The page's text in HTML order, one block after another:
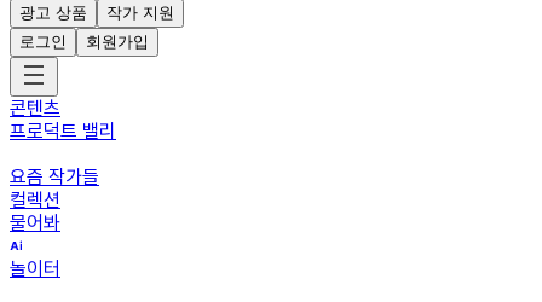
광고 상품
작가 지원
로그인
회원가입
콘텐츠
프로덕트 밸리
요즘 작가들
컬렉션
물어봐
놀이터